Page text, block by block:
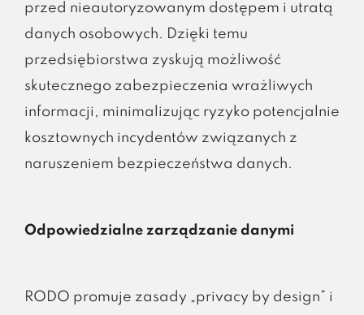
przed nieautoryzowanym dostępem i utratą
danych osobowych. Dzięki temu
przedsiębiorstwa zyskują możliwość
skutecznego zabezpieczenia wrażliwych
informacji, minimalizując ryzyko potencjalnie
kosztownych incydentów związanych z
naruszeniem bezpieczeństwa danych.
Odpowiedzialne zarządzanie danymi
RODO promuje zasady „privacy by design” i